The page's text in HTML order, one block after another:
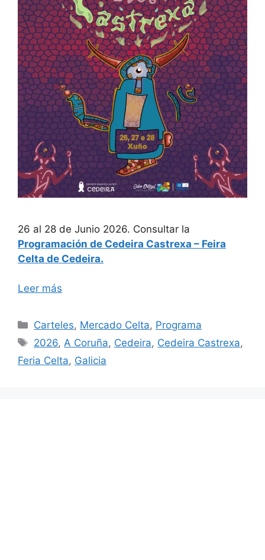
26 al 28 de Junio 2026. Consultar la
Programación de Cedeira Castrexa – Feira
Celta de Cedeira.
Leer más
Categorías
Carteles, Mercado Celta, Programa
Etiquetas
2026,A Coruña, Cedeira, Cedeira Castrexa,
Feria Celta, Galicia